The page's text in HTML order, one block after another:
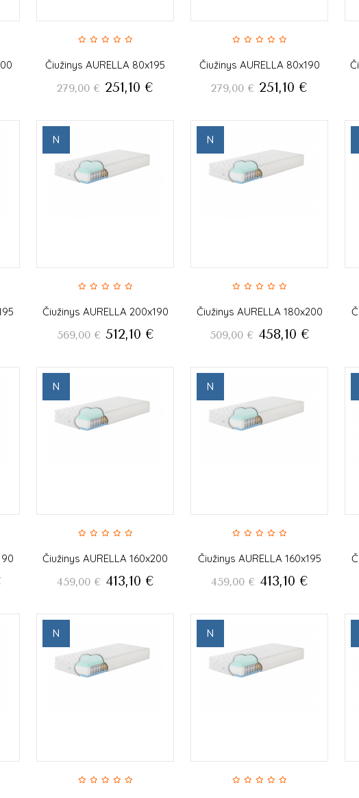
Čiužinys AURELLA 80x195
279,00 € 251,10 €
Čiužinys AURELLA 80x190
279,00 € 251,10 €
N
Čiužinys AURELLA 200x190
569,00 € 512,10 €
N
Čiužinys AURELLA 180x200
509,00 € 458,10 €
N
Čiužinys AURELLA 160x200
459,00 € 413,10 €
N
Čiužinys AURELLA 160x195
459,00 € 413,10 €
N N